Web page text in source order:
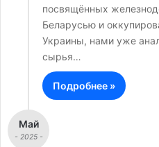
посвящённых
Беларусью и
Украины, нами уже
сырья…
Подробнее »
Май
- 2025 -